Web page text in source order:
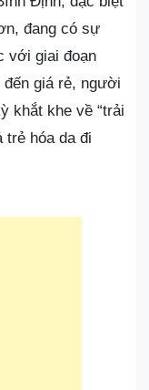
đang có sự
với giai đoạn
giá rẻ, người
khắt khe về “trải
trẻ hóa da đi